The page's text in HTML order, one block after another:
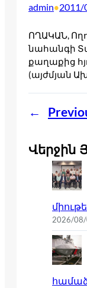
admin•2011/
ՈՂԱԿԱՆ,
նահանգի
քաղաքից
(այժմյան
←
Վերջին
2026/